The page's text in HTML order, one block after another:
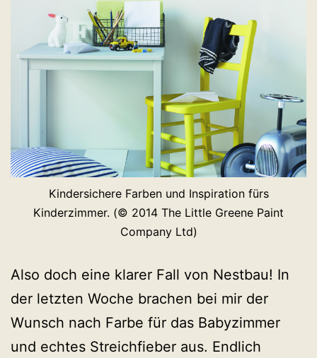
Kindersichere Farben und Inspiration fürs
Kinderzimmer. (© 2014 The Little Greene Paint
Company Ltd)
Also doch eine klarer Fall von Nestbau! In
der letzten Woche brachen bei mir der
Wunsch nach Farbe für das Babyzimmer
und echtes Streichfieber aus. Endlich